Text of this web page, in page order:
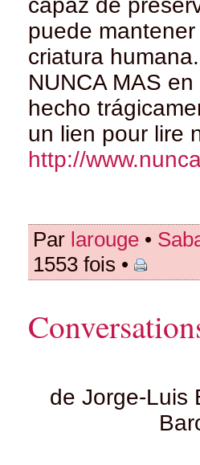
capaz de
puede
criatura
NUNCA MAS
hecho
un lien pour lire
http://
Par larouge •
1553 fois •
de Jorge-Luis